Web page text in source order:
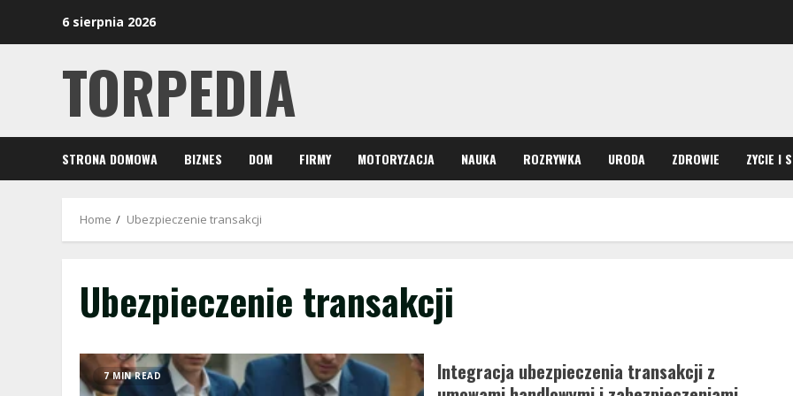
6 sierpnia 2026
TORPEDIA
STRONA DOMOWA BIZNES DOM FIRMY MOTORYZACJA NAUKA ROZRYWKA URODA ZDROWIE ZYCIE I
Home Ubezpieczenie transakcji
Ubezpieczenie transakcji
7 MIN READ
Integracja ubezpieczenia transakcji z